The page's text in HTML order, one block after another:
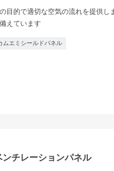
目的で適切な空気の流れを提供し
えています
ムエミシールドパネル
チレーションパネル